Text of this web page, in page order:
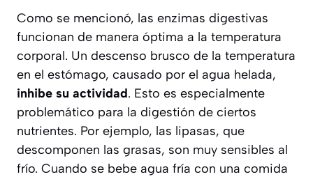
Como se mencionó, las enzimas digestivas
funcionan de manera óptima a la temperatura
corporal. Un descenso brusco de la temperatura
en el estómago, causado por el agua helada,
inhibe su actividad. Esto es especialmente
problemático para la digestión de ciertos
nutrientes. Por ejemplo, las lipasas, que
descomponen las grasas, son muy sensibles al
frío. Cuando se bebe agua fría con una comida